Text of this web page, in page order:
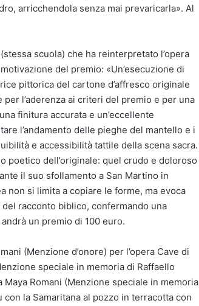
arricchendola senza mai prevaricarla». Al
scuola) che ha reinterpretato l’opera
del premio: «Un’esecuzione di
pittorica del cartone d’affresco originale
l’aderenza ai criteri del premio e per una
finitura accurata e un’eccellente
l’andamento delle pieghe del mantello e i
e accessibilità tattile della scena sacra.
poetico dell’originale: quel crudo e doloroso
il suo sfollamento a San Martino in
non si limita a copiare le forme, ma evoca
racconto biblico, confermando una
un premio di 100 euro.
(Menzione d’onore) per l’opera Cave di
speciale in memoria di Raffaello
Romani (Menzione speciale in memoria
con la Samaritana al pozzo in terracotta con